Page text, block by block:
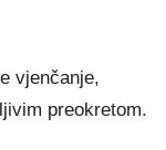
vjenčanje,
preokretom.